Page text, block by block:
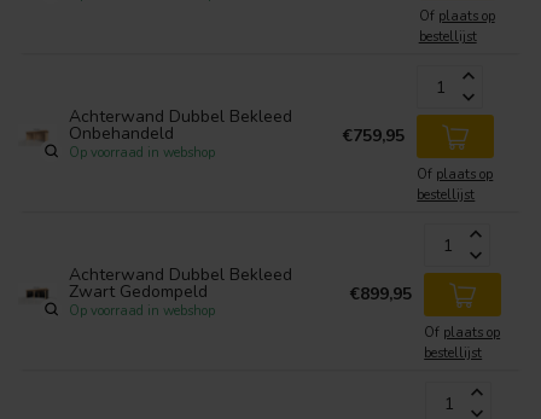
Of plaats op
bestellijst
Achterwand Dubbel Bekleed
Onbehandeld
Op voorraad in webshop
€759,95
Of plaats op
bestellijst
Achterwand Dubbel Bekleed
Zwart Gedompeld
Op voorraad in webshop
€899,95
Of plaats op
bestellijst